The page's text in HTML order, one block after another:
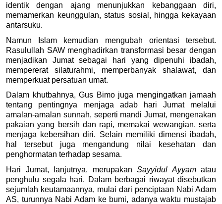
identik dengan ajang menunjukkan kebanggaan diri,
memamerkan keunggulan, status sosial, hingga kekayaan
antarsuku.
Namun Islam kemudian mengubah orientasi tersebut.
Rasulullah SAW menghadirkan transformasi besar dengan
menjadikan Jumat sebagai hari yang dipenuhi ibadah,
mempererat silaturahmi, memperbanyak shalawat, dan
memperkuat persatuan umat.
Dalam khutbahnya, Gus Bimo juga mengingatkan jamaah
tentang pentingnya menjaga adab hari Jumat melalui
amalan-amalan sunnah, seperti mandi Jumat, mengenakan
pakaian yang bersih dan rapi, memakai wewangian, serta
menjaga kebersihan diri. Selain memiliki dimensi ibadah,
hal tersebut juga mengandung nilai kesehatan dan
penghormatan terhadap sesama.
Hari Jumat, lanjutnya, merupakan Sayyidul Ayyam atau
penghulu segala hari. Dalam berbagai riwayat disebutkan
sejumlah keutamaannya, mulai dari penciptaan Nabi Adam
AS, turunnya Nabi Adam ke bumi, adanya waktu mustajab